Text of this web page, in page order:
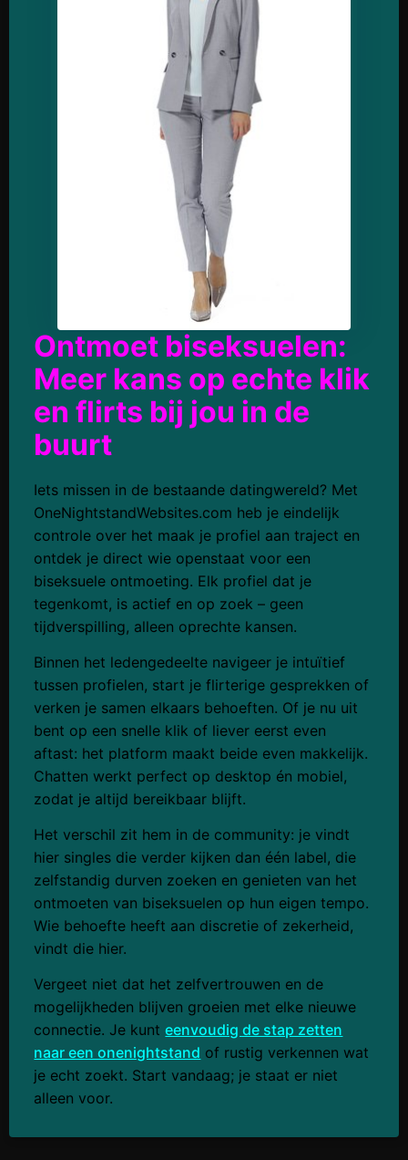
Ontmoet biseksuelen:
Meer kans op echte klik
en flirts bij jou in de
buurt
Iets missen in de bestaande datingwereld? Met
OneNightstandWebsites.com heb je eindelijk
controle over het maak je profiel aan traject en
ontdek je direct wie openstaat voor een
biseksuele ontmoeting. Elk profiel dat je
tegenkomt, is actief en op zoek – geen
tijdverspilling, alleen oprechte kansen.
Binnen het ledengedeelte navigeer je intuïtief
tussen profielen, start je flirterige gesprekken of
verken je samen elkaars behoeften. Of je nu uit
bent op een snelle klik of liever eerst even
aftast: het platform maakt beide even makkelijk.
Chatten werkt perfect op desktop én mobiel,
zodat je altijd bereikbaar blijft.
Het verschil zit hem in de community: je vindt
hier singles die verder kijken dan één label, die
zelfstandig durven zoeken en genieten van het
ontmoeten van biseksuelen op hun eigen tempo.
Wie behoefte heeft aan discretie of zekerheid,
vindt die hier.
Vergeet niet dat het zelfvertrouwen en de
mogelijkheden blijven groeien met elke nieuwe
connectie. Je kunteenvoudig de stap zetten
naar een onenightstand of rustig verkennen wat
je echt zoekt. Start vandaag; je staat er niet
alleen voor.